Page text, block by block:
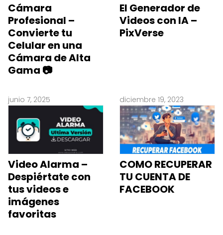
Cámara
Profesional –
Convierte tu
Celular en una
Cámara de Alta
Gama 📷
El Generador de
Videos con IA –
PixVerse
junio 7, 2025
Video Alarma –
Despiértate con
tus videos e
imágenes
favoritas
diciembre 19, 2023
COMO RECUPERAR
TU CUENTA DE
FACEBOOK